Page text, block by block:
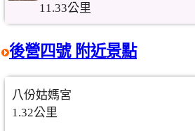
11.33公里
後營四號 附近景點
八份姑媽宮
1.32公里